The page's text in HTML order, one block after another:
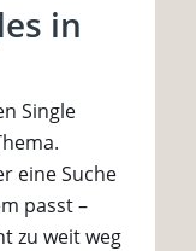
in
Single
eine Suche
passt –
zu weit weg